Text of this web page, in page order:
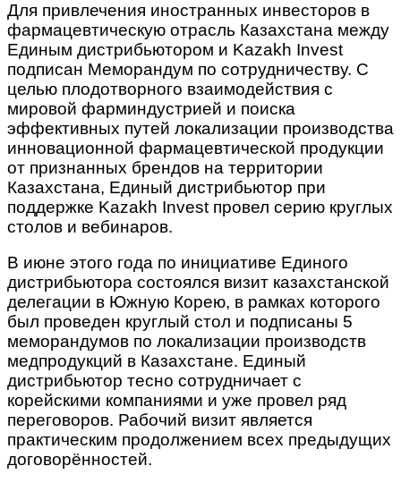
Для привлечения иностранных инвесторов в
фармацевтическую отрасль Казахстана между
Единым дистрибьютором и Kazakh Invest
подписан Меморандум по сотрудничеству. С
целью плодотворного взаимодействия с
мировой фарминдустрией и поиска
эффективных путей локализации производства
инновационной фармацевтической продукции
от признанных брендов на территории
Казахстана, Единый дистрибьютор при
поддержке Kazakh Invest провел серию круглых
столов и вебинаров.
В июне этого года по инициативе Единого
дистрибьютора состоялся визит казахстанской
делегации в Южную Корею, в рамках которого
был проведен круглый стол и подписаны 5
меморандумов по локализации производств
медпродукций в Казахстане. Единый
дистрибьютор тесно сотрудничает с
корейскими компаниями и уже провел ряд
переговоров. Рабочий визит является
практическим продолжением всех предыдущих
договорённостей.